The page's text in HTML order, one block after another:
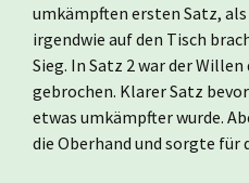
umkämpften ersten Satz,
irgendwie auf den Tisch
Sieg. In Satz 2 war der
gebrochen. Klarer Satz
etwas umkämpfter wurde.
die Oberhand und sorgte für